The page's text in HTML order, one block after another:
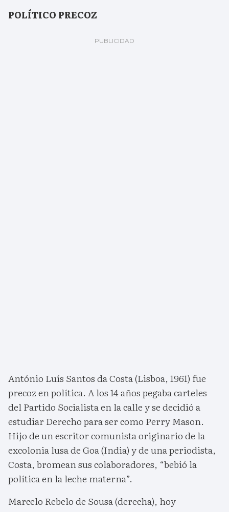
POLÍTICO PRECOZ
António Luís Santos da Costa (Lisboa, 1961) fue
precoz en política. A los 14 años pegaba carteles
del Partido Socialista en la calle y se decidió a
estudiar Derecho para ser como Perry Mason.
Hijo de un escritor comunista originario de la
excolonia lusa de Goa (India) y de una periodista,
Costa, bromean sus colaboradores, “bebió la
política en la leche materna”.
Marcelo Rebelo de Sousa (derecha), hoy